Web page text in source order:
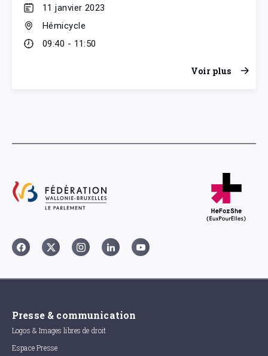
11 janvier 2023
Hémicycle
09:40 - 11:50
Voir plus
Presse & communication
Logos & Images libres de droit
Espace Presse